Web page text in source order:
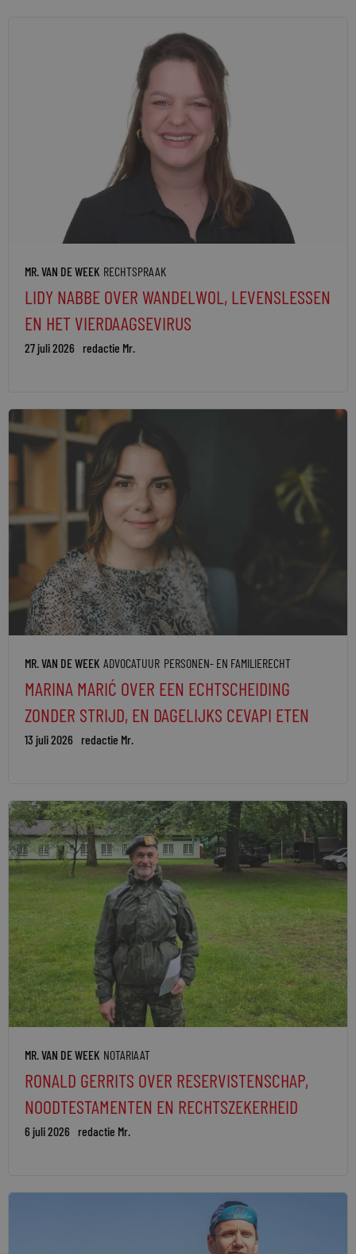
MR. VAN DE WEEK RECHTSPRAAK
LIDY NABBE OVER WANDELWOL, LEVENSLESSEN
EN HET VIERDAAGSEVIRUS
27 juli 2026 redactie Mr.
MR. VAN DE WEEK ADVOCATUUR PERSONEN- EN FAMILIERECHT
MARINA MARIĆ OVER EEN ECHTSCHEIDING
ZONDER STRIJD, EN DAGELIJKS CEVAPI ETEN
13 juli 2026 redactie Mr.
MR. VAN DE WEEK NOTARIAAT
RONALD GERRITS OVER RESERVISTENSCHAP,
NOODTESTAMENTEN EN RECHTSZEKERHEID
6 juli 2026 redactie Mr.